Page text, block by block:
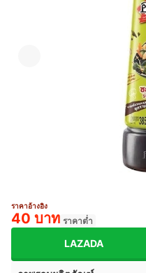
ราคาอ้างอิง
40 บาท ราคาต่ำ
LAZADA